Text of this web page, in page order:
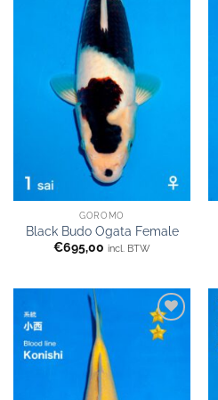
GOROMO
Black Budo Ogata Female
€695,00 incl. BTW
WENSLIJST